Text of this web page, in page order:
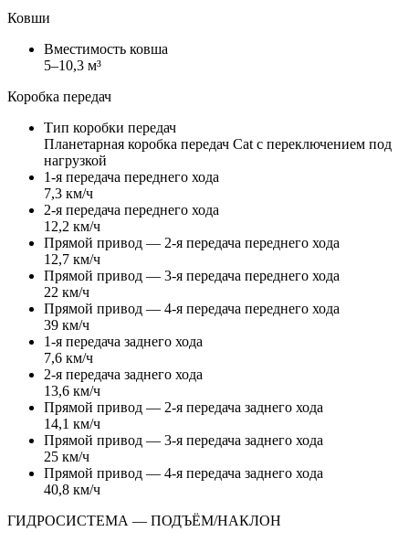
Ковши
Вместимость ковша
5–10,3 м³
Коробка передач
Тип коробки передач
Планетарная коробка передач Cat с переключением под
нагрузкой
1-я передача переднего хода
7,3 км/ч
2-я передача переднего хода
12,2 км/ч
Прямой привод — 2-я передача переднего хода
12,7 км/ч
Прямой привод — 3-я передача переднего хода
22 км/ч
Прямой привод — 4-я передача переднего хода
39 км/ч
1-я передача заднего хода
7,6 км/ч
2-я передача заднего хода
13,6 км/ч
Прямой привод — 2-я передача заднего хода
14,1 км/ч
Прямой привод — 3-я передача заднего хода
25 км/ч
Прямой привод — 4-я передача заднего хода
40,8 км/ч
ГИДРОСИСТЕМА — ПОДЪЁМ/НАКЛОН